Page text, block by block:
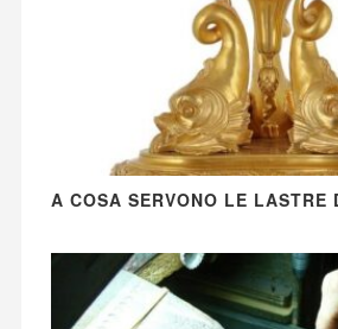
A COSA SERVONO LE LASTRE